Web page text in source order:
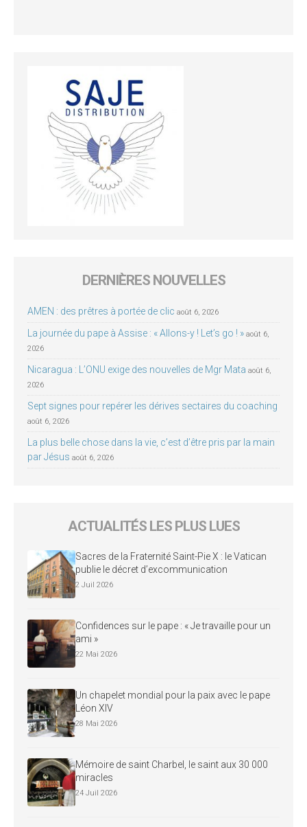
DERNIÈRES NOUVELLES
AMEN : des prêtres à portée de clic août 6, 2026
La journée du pape à Assise : « Allons-y ! Let’s go ! » août 6,
2026
Nicaragua : L’ONU exige des nouvelles de Mgr Mata août 6,
2026
Sept signes pour repérer les dérives sectaires du coaching
août 6, 2026
La plus belle chose dans la vie, c’est d’être pris par la main
par Jésus août 6, 2026
ACTUALITÉS LES PLUS LUES
Sacres de la Fraternité Saint-Pie X : le Vatican
publie le décret d’excommunication
2 Juil 2026
Confidences sur le pape : « Je travaille pour un
ami »
22 Mai 2026
Un chapelet mondial pour la paix avec le pape
Léon XIV
28 Mai 2026
Mémoire de saint Charbel, le saint aux 30 000
miracles
24 Juil 2026